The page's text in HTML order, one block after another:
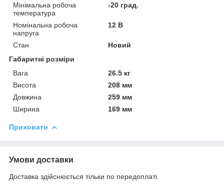
Мінімальна робоча
температура
-20 град.
Номінальна робоча
напруга
12 В
Стан
Новий
Габаритні розміри
Вага
26.5 кг
Висота
208 мм
Довжина
259 мм
Ширина
169 мм
Приховати
Умови доставки
Доставка здійснюється тільки по передоплаті.